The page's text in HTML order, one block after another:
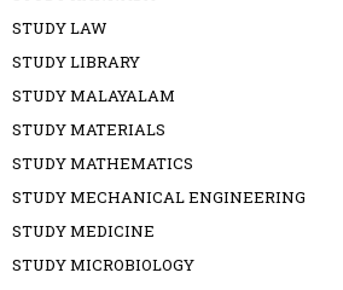
STUDY LAW
STUDY LIBRARY
STUDY MALAYALAM
STUDY MATERIALS
STUDY MATHEMATICS
STUDY MECHANICAL ENGINEERING
STUDY MEDICINE
STUDY MICROBIOLOGY